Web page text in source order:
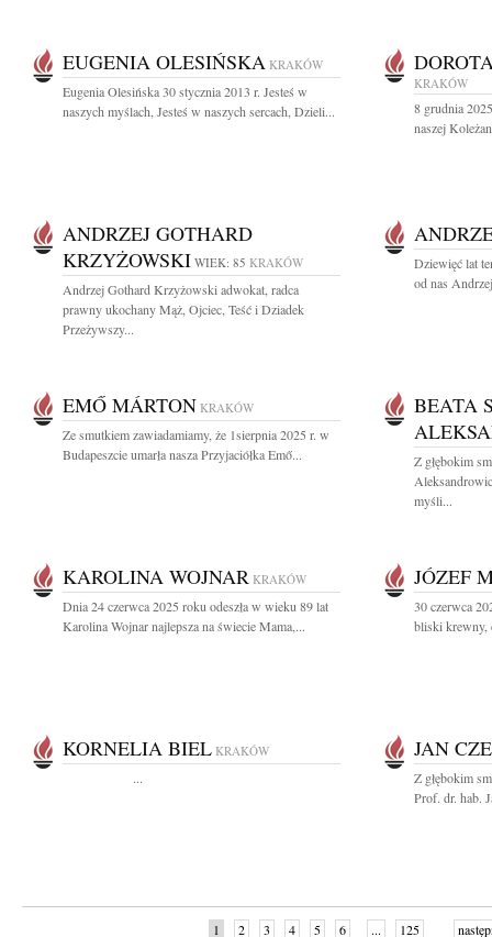
EUGENIA OLESIŃSKA KRAKÓW
Eugenia Olesińska 30 stycznia 2013 r. Jesteś w
naszych myślach, Jesteś w naszych sercach, Dzieli...
KRAKÓW
8 grudnia
naszej
ANDRZEJ GOTHARD
KRZYŻOWSKI WIEK: 85 KRAKÓW
Andrzej Gothard Krzyżowski adwokat, radca
prawny ukochany Mąż, Ojciec, Teść i Dziadek
Przeżywszy...
Dziewięć lat
od nas
EMŐ MÁRTON KRAKÓW
Ze smutkiem zawiadamiamy, że 1sierpnia 2025 r. w
Budapeszcie umarła nasza Przyjaciółka Emő...
BEATA
Z głębokim
myśli...
KAROLINA WOJNAR KRAKÓW
Dnia 24 czerwca 2025 roku odeszła w wieku 89 lat
Karolina Wojnar najlepsza na świecie Mama,...
JÓZEF
30 czerwca
bliski krewny,
KORNELIA BIEL KRAKÓW
...
JAN
Z głębokim
Prof. dr. hab.
1 2 3 4 5 6 ... 125